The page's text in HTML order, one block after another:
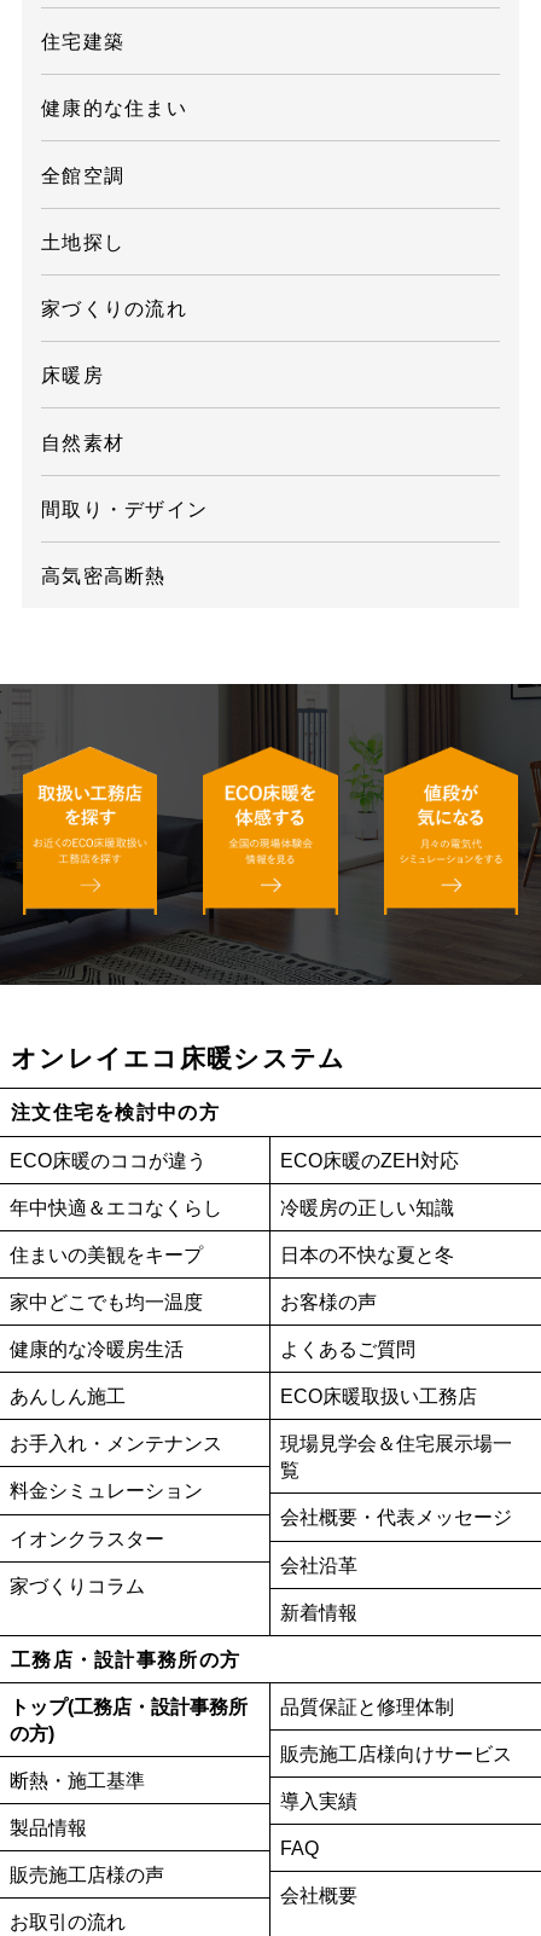
住宅建築
健康的な住まい
全館空調
土地探し
家づくりの流れ
床暖房
自然素材
間取り・デザイン
高気密高断熱
オンレイエコ床暖システム
注文住宅を検討中の方
ECO床暖のココが違う
年中快適＆エコなくらし
住まいの美観をキープ
家中どこでも均一温度
健康的な冷暖房生活
あんしん施工
お手入れ・メンテナンス
料金シミュレーション
イオンクラスター
家づくりコラム
ECO床暖のZEH対応
冷暖房の正しい知識
日本の不快な夏と冬
お客様の声
よくあるご質問
ECO床暖取扱い工務店
現場見学会＆住宅展示場一
覧
会社概要・代表メッセージ
会社沿革
新着情報
工務店・設計事務所の方
トップ(工務店・設計事務所
の方)
断熱・施工基準
製品情報
販売施工店様の声
お取引の流れ
品質保証と修理体制
販売施工店様向けサービス
導入実績
FAQ
会社概要